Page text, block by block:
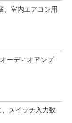
、室内エアコン用
ーディオアンプ
スイッチ入力数